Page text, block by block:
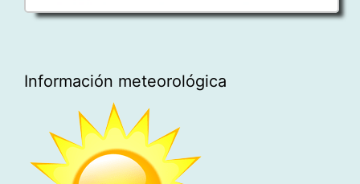
Información meteorológica